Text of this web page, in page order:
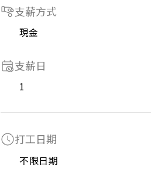
支薪方式
現金
支薪日
1
打工日期
不限日期